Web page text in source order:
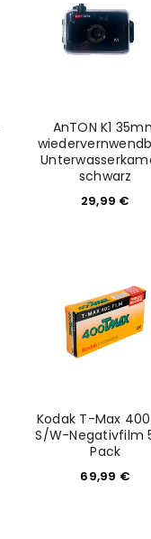
AnTON K1
schwarz
29,99 €
Kodak T-Max 400
S/W-Negativfilm
Pack
69,99 €